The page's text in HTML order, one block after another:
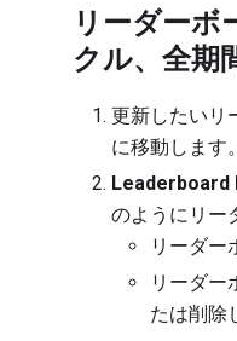
リーダーボ
クル、全期
更新したいリ
に移動します。
Leaderboard
のようにリー
リーダー
リーダー
たは削除